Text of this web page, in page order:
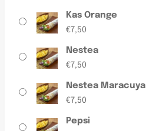
Kas Orange
€7,50
Nestea
€7,50
Nestea Maracuya
€7,50
Pepsi